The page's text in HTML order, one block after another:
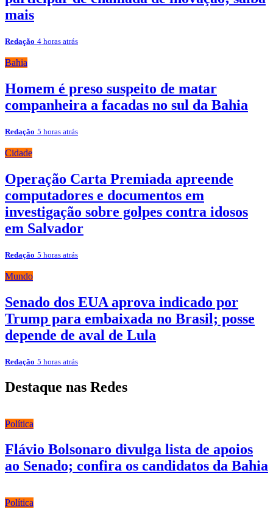
mais
Redação 4 horas atrás
Bahia
Homem é preso suspeito de matar
companheira a facadas no sul da Bahia
Redação 5 horas atrás
Cidade
Operação Carta Premiada apreende
computadores e documentos em
investigação sobre golpes contra idosos
em Salvador
Redação 5 horas atrás
Mundo
Senado dos EUA aprova indicado por
Trump para embaixada no Brasil; posse
depende de aval de Lula
Redação 5 horas atrás
Destaque nas Redes
Política
Flávio Bolsonaro divulga lista de apoios
ao Senado; confira os candidatos da Bahia
Política